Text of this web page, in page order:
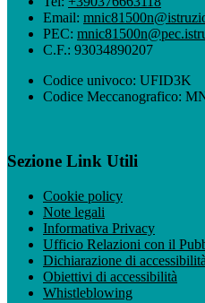
Email:
PEC:
C.F.: 93034890207
Codice univoco: UFID3K
Codice Meccanografico:
Sezione Link Utili
Cookie policy
Note legali
Informativa Privacy
Ufficio Relazioni con il
Dichiarazione di accessibilità
Obiettivi di accessibilità
Whistleblowing